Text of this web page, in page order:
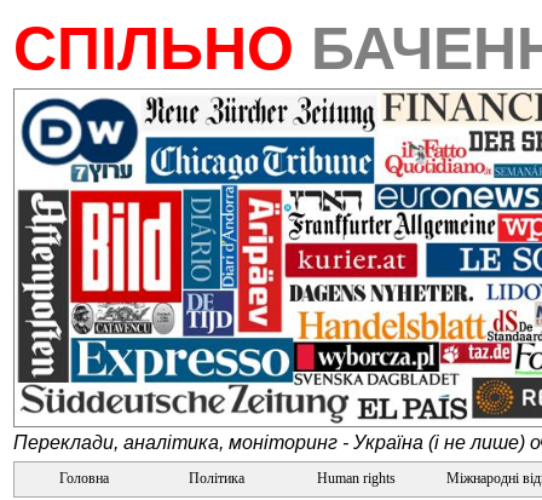
СПІЛЬНО
Переклади, аналітика, моніторинг - Україна (і не лише)
Головна Політика Human rights Міжнародні